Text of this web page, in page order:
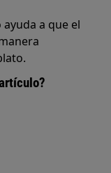
a que el